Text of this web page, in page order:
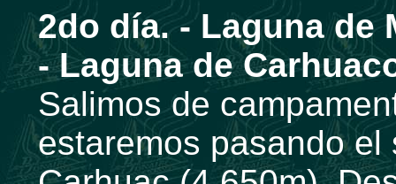
2do día. - Laguna de
- Laguna de
Salimos de
estaremos pasando